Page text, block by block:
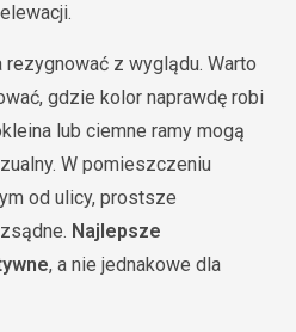
z wyglądu. Warto
gdzie kolor naprawdę robi
lub ciemne ramy mogą
W pomieszczeniu
od ulicy, prostsze
Najlepsze
, a nie jednakowe dla